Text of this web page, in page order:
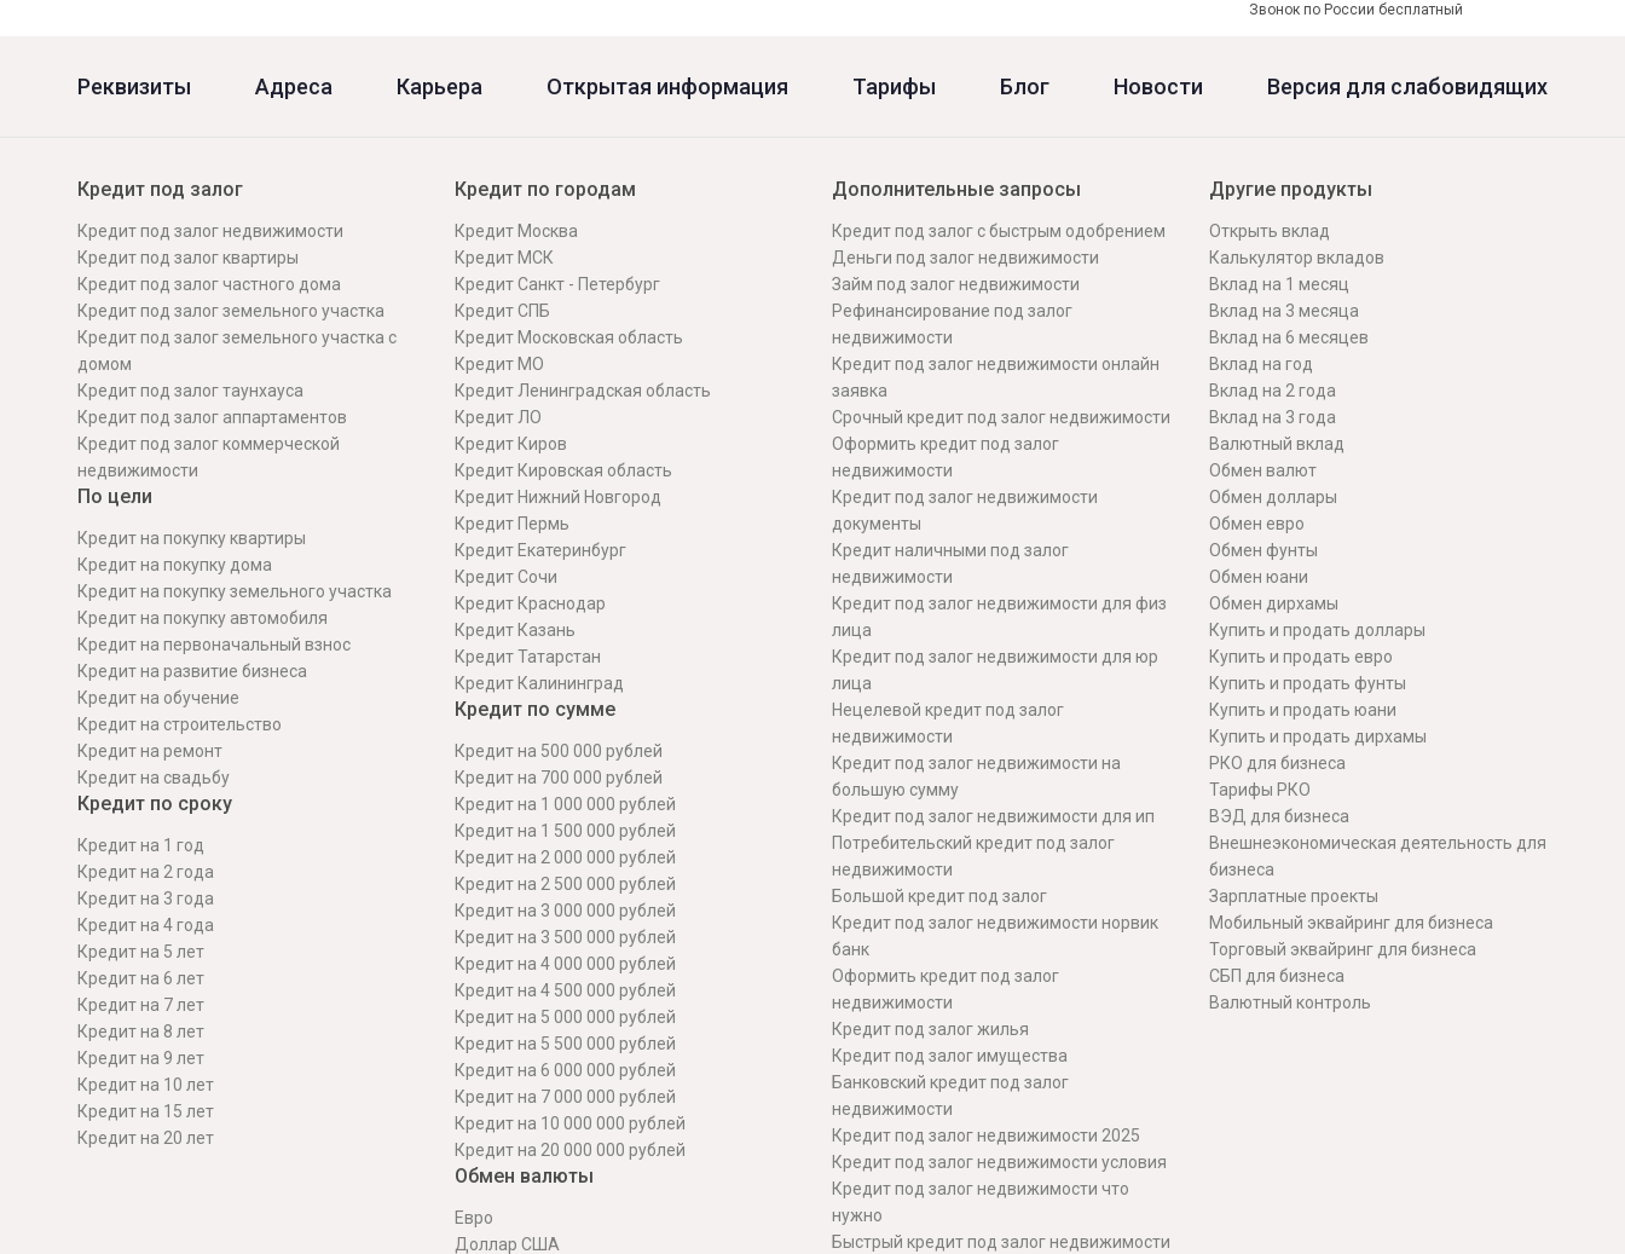
Звонок по России бесплатный
Реквизиты Адреса Карьера Открытая информация Тарифы Блог Новости Версия для слабовидящих
Кредит под залог
Кредит под залог недвижимости
Кредит под залог квартиры
Кредит под залог частного дома
Кредит под залог земельного участка
Кредит под залог земельного участка с
домом
Кредит под залог таунхауса
Кредит под залог аппартаментов
Кредит под залог коммерческой
недвижимости
По цели
Кредит на покупку квартиры
Кредит на покупку дома
Кредит на покупку земельного участка
Кредит на покупку автомобиля
Кредит на первоначальный взнос
Кредит на развитие бизнеса
Кредит на обучение
Кредит на строительcтво
Кредит на ремонт
Кредит на свадьбу
Кредит по сроку
Кредит на 1 год
Кредит на 2 года
Кредит на 3 года
Кредит на 4 года
Кредит на 5 лет
Кредит на 6 лет
Кредит на 7 лет
Кредит на 8 лет
Кредит на 9 лет
Кредит на 10 лет
Кредит на 15 лет
Кредит на 20 лет
Кредит по городам
Кредит Москва
Кредит МСК
Кредит Санкт - Петербург
Кредит СПБ
Кредит Московская область
Кредит МО
Кредит Ленинградская область
Кредит ЛО
Кредит Киров
Кредит Кировская область
Кредит Нижний Новгород
Кредит Пермь
Кредит Екатеринбург
Кредит Сочи
Кредит Краснодар
Кредит Казань
Кредит Татарстан
Кредит Калининград
Кредит по сумме
Кредит на 500 000 рублей
Кредит на 700 000 рублей
Кредит на 1 000 000 рублей
Кредит на 1 500 000 рублей
Кредит на 2 000 000 рублей
Кредит на 2 500 000 рублей
Кредит на 3 000 000 рублей
Кредит на 3 500 000 рублей
Кредит на 4 000 000 рублей
Кредит на 4 500 000 рублей
Кредит на 5 000 000 рублей
Кредит на 5 500 000 рублей
Кредит на 6 000 000 рублей
Кредит на 7 000 000 рублей
Кредит на 10 000 000 рублей
Кредит на 20 000 000 рублей
Обмен валюты
Евро
Доллар США
Дополнительные запросы
Кредит под залог с быстрым одобрением
Деньги под залог недвижимости
Займ под залог недвижимости
Рефинансирование под залог
недвижимости
Кредит под залог недвижимости онлайн
заявка
Срочный кредит под залог недвижимости
Оформить кредит под залог
недвижимости
Кредит под залог недвижимости
документы
Кредит наличными под залог
недвижимости
Кредит под залог недвижимости для физ
лица
Кредит под залог недвижимости для юр
лица
Нецелевой кредит под залог
недвижимости
Кредит под залог недвижимости на
большую сумму
Кредит под залог недвижимости для ип
Потребительский кредит под залог
недвижимости
Большой кредит под залог
Кредит под залог недвижимости норвик
банк
Оформить кредит под залог
недвижимости
Кредит под залог жилья
Кредит под залог имущества
Банковский кредит под залог
недвижимости
Кредит под залог недвижимости 2025
Кредит под залог недвижимости условия
Кредит под залог недвижимости что
нужно
Быстрый кредит под залог недвижимости
Другие продукты
Открыть вклад
Калькулятор вкладов
Вклад на 1 месяц
Вклад на 3 месяца
Вклад на 6 месяцев
Вклад на год
Вклад на 2 года
Вклад на 3 года
Валютный вклад
Обмен валют
Обмен доллары
Обмен евро
Обмен фунты
Обмен юани
Обмен дирхамы
Купить и продать доллары
Купить и продать евро
Купить и продать фунты
Купить и продать юани
Купить и продать дирхамы
РКО для бизнеса
Тарифы РКО
ВЭД для бизнеса
Внешнеэкономическая деятельность для
бизнеса
Зарплатные проекты
Мобильный эквайринг для бизнеса
Торговый эквайринг для бизнеса
СБП для бизнеса
Валютный контроль